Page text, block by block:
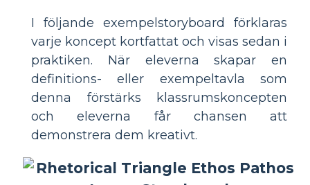
I följande exempelstoryboard förklaras
varje koncept kortfattat och visas sedan i
praktiken. När eleverna skapar en
definitions- eller exempeltavla som
denna förstärks klassrumskoncepten
och eleverna får chansen att
demonstrera dem kreativt.